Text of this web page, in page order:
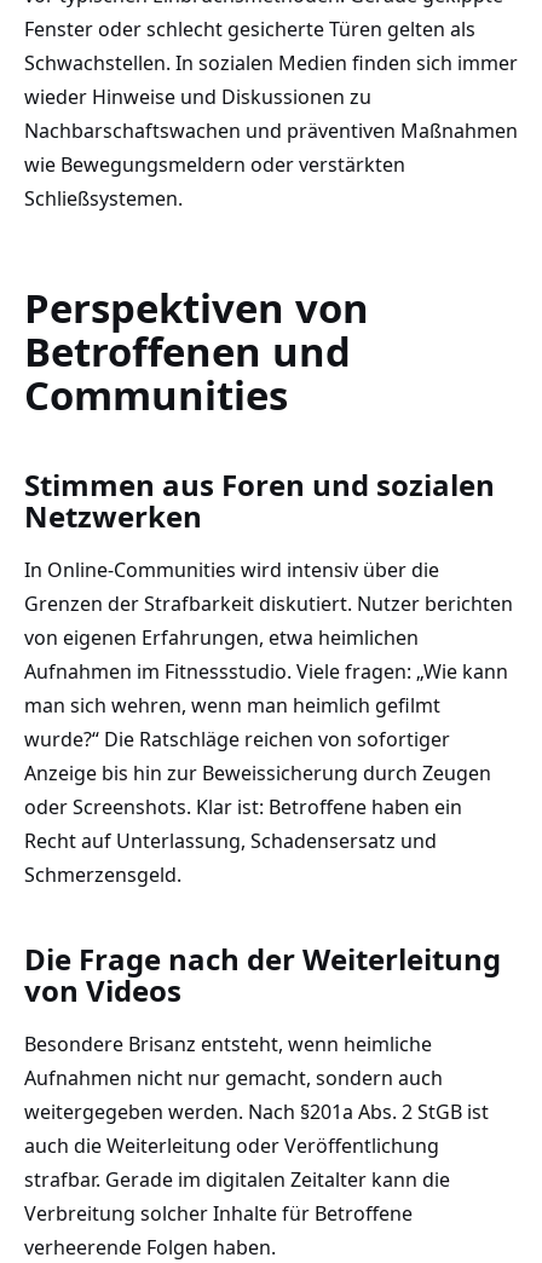
Fenster oder schlecht gesicherte Türen gelten als
Schwachstellen. In sozialen Medien finden sich immer
wieder Hinweise und Diskussionen zu
Nachbarschaftswachen und präventiven Maßnahmen
wie Bewegungsmeldern oder verstärkten
Schließsystemen.
Perspektiven von
Betroffenen und
Communities
Stimmen aus Foren und sozialen
Netzwerken
In Online-Communities wird intensiv über die
Grenzen der Strafbarkeit diskutiert. Nutzer berichten
von eigenen Erfahrungen, etwa heimlichen
Aufnahmen im Fitnessstudio. Viele fragen: „Wie kann
man sich wehren, wenn man heimlich gefilmt
wurde?“ Die Ratschläge reichen von sofortiger
Anzeige bis hin zur Beweissicherung durch Zeugen
oder Screenshots. Klar ist: Betroffene haben ein
Recht auf Unterlassung, Schadensersatz und
Schmerzensgeld.
Die Frage nach der Weiterleitung
von Videos
Besondere Brisanz entsteht, wenn heimliche
Aufnahmen nicht nur gemacht, sondern auch
weitergegeben werden. Nach §201a Abs. 2 StGB ist
auch die Weiterleitung oder Veröffentlichung
strafbar. Gerade im digitalen Zeitalter kann die
Verbreitung solcher Inhalte für Betroffene
verheerende Folgen haben.